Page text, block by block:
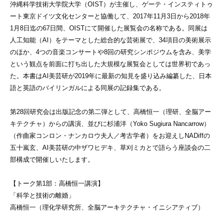
沖縄科学技術大学院大学（OIST）が主催し、ゲーテ・インスティトゥ
ート東京ドイツ文化センターと協働して、2017年11月3日から2018年
1月8日迄の67日間、OISTにて開催した展覧会の名称である。同展は
人工知能（AI）をテーマとした総合的な芸術展で、34項目の美術展示
のほか、4つの音楽コンサートや8回の研究シンポジウムを含み、美学
という観点を前面に打ち出した大規模な展覧会としては世界初であっ
た。本書はAI美芸研が2019年に最新の知見を盛り込み編纂した、日本
語と英語のバイリンガルによる同展の記録集である。
第28回研究会は出版記念の第二弾として、高橋恒一（理研、全脳アー
キテクチャ）からの講演、並びに杉浦洋（Yoko Sugiura Nancarrow）
（作曲家コンロン・ナンカロウ夫人／考古学者）をお迎えしNADiffの
五十嵐玄、AI美芸研の中ザワヒデキ、草刈ミカとで語らう座談会の二
部構成で開催しいたします。
【トーク第1部：高橋恒一講演】
「科学と技術の離婚」
高橋恒一（理化学研究所、全脳アーキテクチャ・イニシアティブ）